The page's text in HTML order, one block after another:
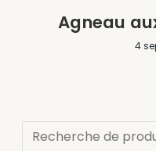
Agneau
4